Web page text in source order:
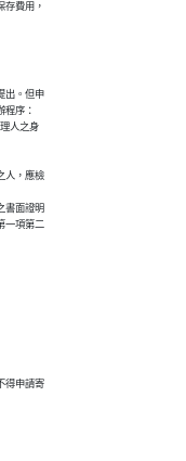
存費用，
出。但申
程序：
人之身
人，應檢
書面證明
一項第二
得申請寄